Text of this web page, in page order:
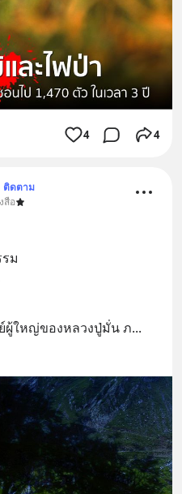
4 4
ติดตาม
สือ
ม
ผู้ใหญ่ของหลวงปู่มั่น ภ...